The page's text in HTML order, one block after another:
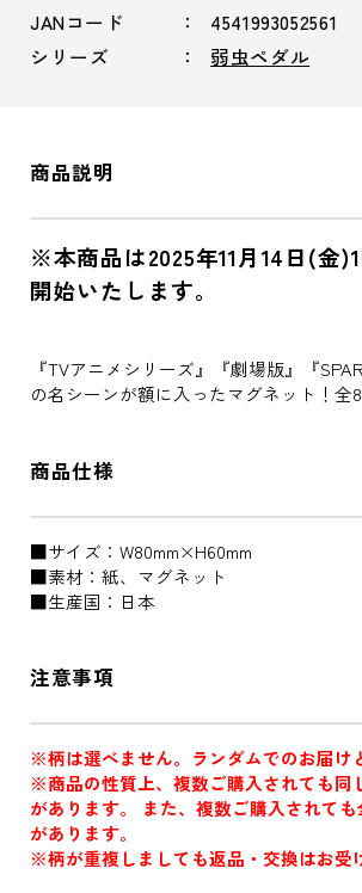
JANコード
4541993052561
シリーズ
弱虫ペダル
商品説明
※本商品は2025年11月14日(金
開始いたします。
『TVアニメシリーズ』『劇場版』『
の名シーンが額に入ったマグネット！全
商品仕様
■サイズ：W80mm×H60mm
■素材：紙、マグネット
■生産国：日本
注意事項
※柄は選べません。ランダムでのお届け
※商品の性質上、複数ご購入されても同
があります。 また、複数ご購入されて
があります。
※柄が重複しましても返品・交換はお受